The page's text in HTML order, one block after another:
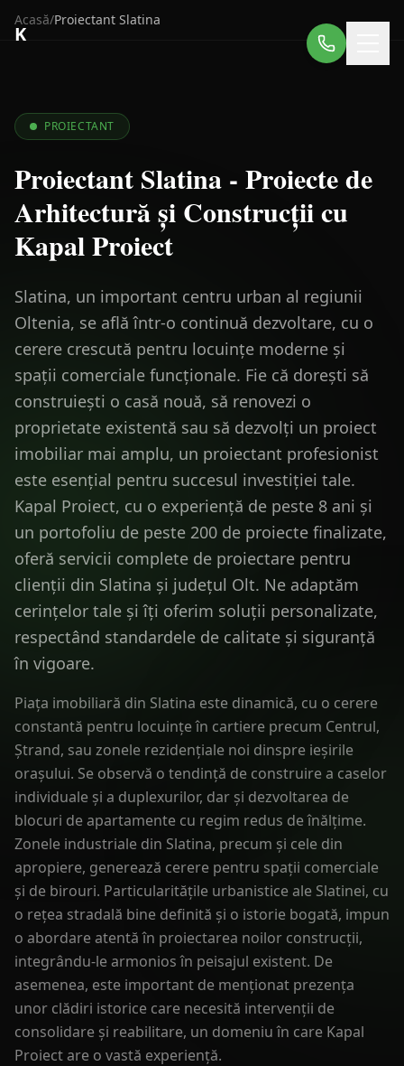
K
Acasă/Proiectant Slatina
PROIECTANT
Proiectant Slatina - Proiecte de
Arhitectură și Construcții cu
Kapal Proiect
Slatina, un important centru urban al regiunii
Oltenia, se află într-o continuă dezvoltare, cu o
cerere crescută pentru locuințe moderne și
spații comerciale funcționale. Fie că dorești să
construiești o casă nouă, să renovezi o
proprietate existentă sau să dezvolți un proiect
imobiliar mai amplu, un proiectant profesionist
este esențial pentru succesul investiției tale.
Kapal Proiect, cu o experiență de peste 8 ani și
un portofoliu de peste 200 de proiecte finalizate,
oferă servicii complete de proiectare pentru
clienții din Slatina și județul Olt. Ne adaptăm
cerințelor tale și îți oferim soluții personalizate,
respectând standardele de calitate și siguranță
în vigoare.
Piața imobiliară din Slatina este dinamică, cu o cerere
constantă pentru locuințe în cartiere precum Centrul,
Ștrand, sau zonele rezidențiale noi dinspre ieșirile
orașului. Se observă o tendință de construire a caselor
individuale și a duplexurilor, dar și dezvoltarea de
blocuri de apartamente cu regim redus de înălțime.
Zonele industriale din Slatina, precum și cele din
apropiere, generează cerere pentru spații comerciale
și de birouri. Particularitățile urbanistice ale Slatinei, cu
o rețea stradală bine definită și o istorie bogată, impun
o abordare atentă în proiectarea noilor construcții,
integrându-le armonios în peisajul existent. De
asemenea, este important de menționat prezența
unor clădiri istorice care necesită intervenții de
consolidare și reabilitare, un domeniu în care Kapal
Proiect are o vastă experiență.